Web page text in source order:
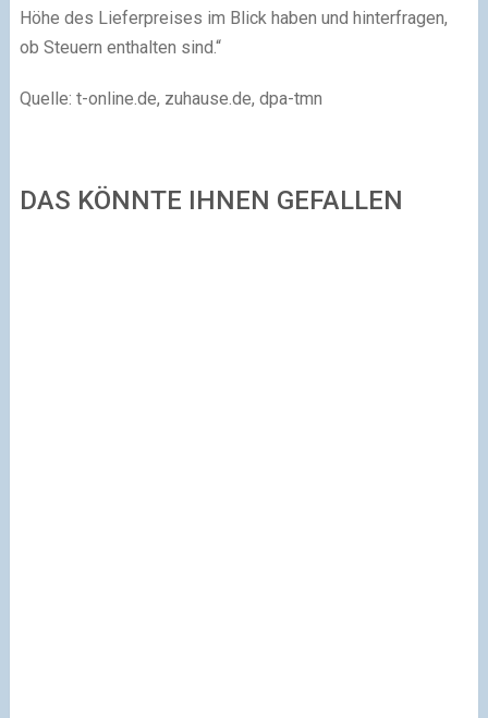
Höhe des Lieferpreises im Blick haben und hinterfragen,
ob Steuern enthalten sind.“
Quelle: t-online.de, zuhause.de, dpa-tmn
DAS KÖNNTE IHNEN GEFALLEN